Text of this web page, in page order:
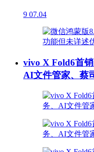
9 07.04
vivo X Fold6首销
AI文件管家、蔡